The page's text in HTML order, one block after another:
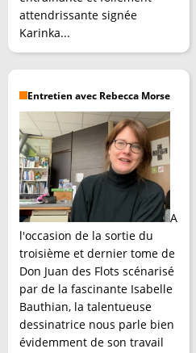
attendrissante signée
Karinka...
Entretien avec Rebecca Morse
A
l'occasion de la sortie du
troisième et dernier tome de
Don Juan des Flots scénarisé
par de la fascinante Isabelle
Bauthian, la talentueuse
dessinatrice nous parle bien
évidemment de son travail